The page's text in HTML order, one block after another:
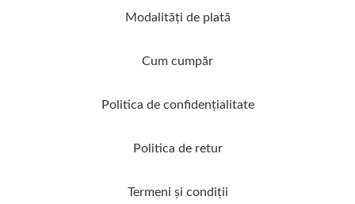
Modalităţi de plată
Cum cumpăr
Politica de confidenţialitate
Politica de retur
Termeni şi condiţii